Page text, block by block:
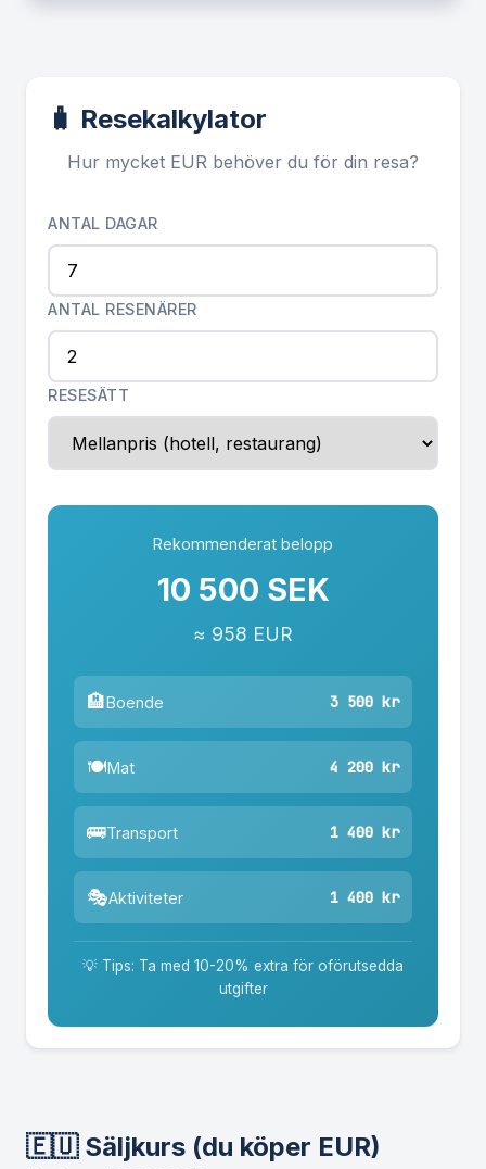
🧳 Resekalkylator
Hur mycket EUR behöver du för din resa?
ANTAL DAGAR
ANTAL RESENÄRER
RESESÄTT
Rekommenderat belopp
10 500 SEK
≈ 958 EUR
🏨Boende 3 500 kr
🍽️Mat 4 200 kr
🚌Transport 1 400 kr
🎭Aktiviteter 1 400 kr
💡 Tips: Ta med 10-20% extra för oförutsedda
utgifter
🇪🇺 Säljkurs (du köper EUR)